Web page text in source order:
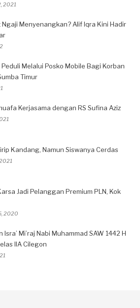
2021
Ngaji Menyenangkan? Alif Iqra Kini Hadir
Melalui Posko Mobile Bagi Korban
Timur
Kerjasama dengan RS Sufina Aziz
Kandang, Namun Siswanya Cerdas
Jadi Pelanggan Premium PLN, Kok
2020
Mi’raj Nabi Muhammad SAW 1442 H
IIA Cilegon